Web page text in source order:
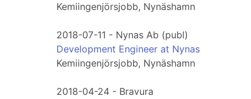
Kemiingenjörsjobb, Nynäshamn
2018-07-11 - Nynas Ab (publ)
Development Engineer at Nynas
Kemiingenjörsjobb, Nynäshamn
2018-04-24 - Bravura